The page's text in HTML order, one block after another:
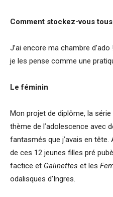
Comment stockez-vous
J’ai encore ma chambre
je les pense comme une
Le féminin
Mon projet de diplôme, la série
thème de l’adolescence avec
fantasmés que j’avais en tête.
de ces 12 jeunes filles pré
factice et Galinettes et les
odalisques d’Ingres.